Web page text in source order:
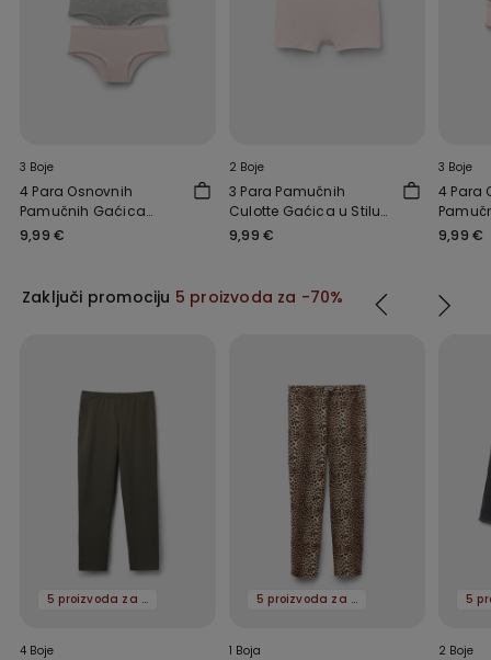
3 Boje
4 Para Osnovnih
Pamučnih Gaćica
Culotte za Djevojčice
9,99 €
2 Boje
3 Para Pamučnih
Culotte Gaćica u Stilu
Hlačica za Djevojčice
9,99 €
3 Boje
4 Para
9,99 €
Zaključi promociju 5 proizvoda za -70%
5 proizvoda za -70%
4 Boje
5 proizvoda za -70%
1 Boja 2 Boje